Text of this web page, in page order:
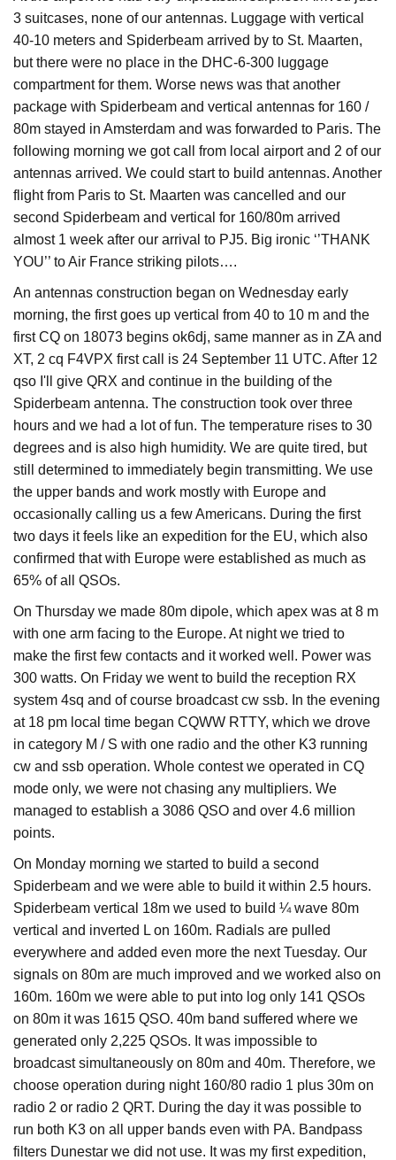
3 suitcases, none of our antennas. Luggage with vertical
40-10 meters and Spiderbeam arrived by to St. Maarten,
but there were no place in the DHC-6-300 luggage
compartment for them. Worse news was that another
package with Spiderbeam and vertical antennas for 160 /
80m stayed in Amsterdam and was forwarded to Paris. The
following morning we got call from local airport and 2 of our
antennas arrived. We could start to build antennas. Another
flight from Paris to St. Maarten was cancelled and our
second Spiderbeam and vertical for 160/80m arrived
almost 1 week after our arrival to PJ5. Big ironic ‘’THANK
YOU’’ to Air France striking pilots….
An antennas construction began on Wednesday early
morning, the first goes up vertical from 40 to 10 m and the
first CQ on 18073 begins ok6dj, same manner as in ZA and
XT, 2 cq F4VPX first call is 24 September 11 UTC. After 12
qso I'll give QRX and continue in the building of the
Spiderbeam antenna. The construction took over three
hours and we had a lot of fun. The temperature rises to 30
degrees and is also high humidity. We are quite tired, but
still determined to immediately begin transmitting. We use
the upper bands and work mostly with Europe and
occasionally calling us a few Americans. During the first
two days it feels like an expedition for the EU, which also
confirmed that with Europe were established as much as
65% of all QSOs.
On Thursday we made 80m dipole, which apex was at 8 m
with one arm facing to the Europe. At night we tried to
make the first few contacts and it worked well. Power was
300 watts. On Friday we went to build the reception RX
system 4sq and of course broadcast cw ssb. In the evening
at 18 pm local time began CQWW RTTY, which we drove
in category M / S with one radio and the other K3 running
cw and ssb operation. Whole contest we operated in CQ
mode only, we were not chasing any multipliers. We
managed to establish a 3086 QSO and over 4.6 million
points.
On Monday morning we started to build a second
Spiderbeam and we were able to build it within 2.5 hours.
Spiderbeam vertical 18m we used to build ¼ wave 80m
vertical and inverted L on 160m. Radials are pulled
everywhere and added even more the next Tuesday. Our
signals on 80m are much improved and we worked also on
160m. 160m we were able to put into log only 141 QSOs
on 80m it was 1615 QSO. 40m band suffered where we
generated only 2,225 QSOs. It was impossible to
broadcast simultaneously on 80m and 40m. Therefore, we
choose operation during night 160/80 radio 1 plus 30m on
radio 2 or radio 2 QRT. During the day it was possible to
run both K3 on all upper bands even with PA. Bandpass
filters Dunestar we did not use. It was my first expedition,